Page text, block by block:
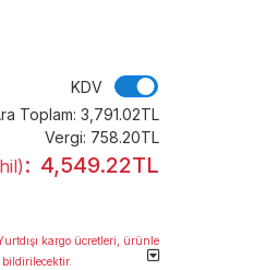
KDV
Toplam: 3,791.02TL
Vergi: 758.20TL
: 4,549.22TL
kargo ücretleri, ürünle